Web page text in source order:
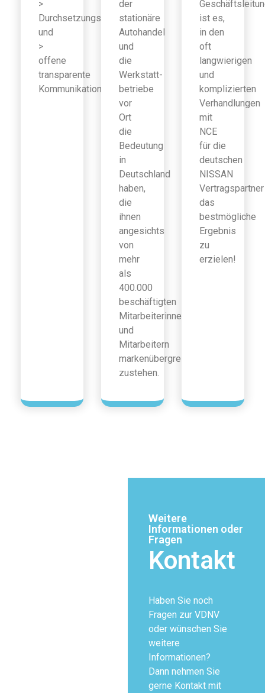
>
Durchsetzungsfähigkeit
und
>
offene
transparente
Kommunikation
der
stationäre
Autohandel
und
die
Werkstatt-
betriebe
vor
Ort
die
Bedeutung
in
Deutschland
haben,
die
ihnen
angesichts
von
mehr
als
400.000
beschäftigten
Mitarbeiterinnen
und
Mitarbeitern
markenübergreifend
zustehen.
ist es,
in den
oft
langwierigen
und
komplizierten
Verhandlungen
mit
NCE
für die
deutschen
NISSAN
Vertragspartner
das
bestmögliche
Ergebnis
zu
erzielen!
Weitere
Informationen oder
Fragen
Kontakt
Haben Sie noch
Fragen zur VDNV
oder wünschen Sie
weitere
Informationen?
Dann nehmen Sie
gerne Kontakt mit